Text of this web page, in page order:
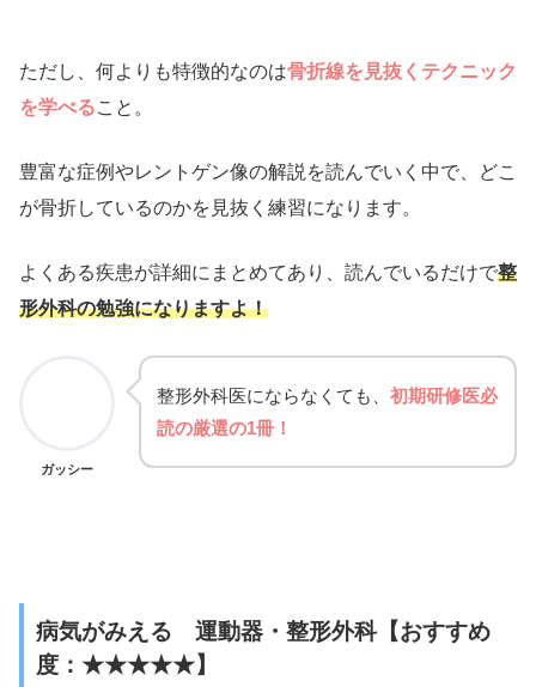
ただし、何よりも特徴的なのは骨折線を見抜くテクニック
を学べること。
豊富な症例やレントゲン像の解説を読んでいく中で、どこ
が骨折しているのかを見抜く練習になります。
よくある疾患が詳細にまとめてあり、読んでいるだけで整
形外科の勉強になりますよ！
ガッシー
整形外科医にならなくても、 初期研修医必
読の厳選の1冊！
病気がみえる 運動器・整形外科【おすすめ
度：★★★★★】